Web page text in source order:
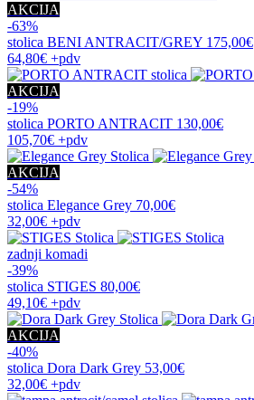
AKCIJA
-63%
stolica BENI ANTRACIT/GREY 175,00€
64,80€ +pdv
AKCIJA
-19%
stolica PORTO ANTRACIT 130,00€
105,70€ +pdv
AKCIJA
-54%
stolica Elegance Grey 70,00€
32,00€ +pdv
zadnji komadi
-39%
stolica STIGES 80,00€
49,10€ +pdv
AKCIJA
-40%
stolica Dora Dark Grey 53,00€
32,00€ +pdv